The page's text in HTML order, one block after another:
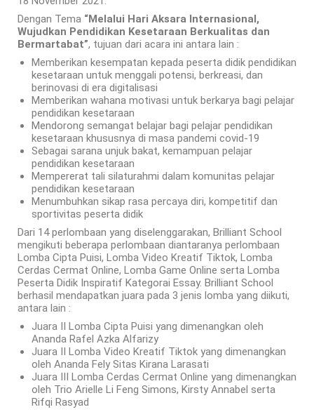
Dengan Tema “Melalui Hari Aksara Internasional,
Wujudkan Pendidikan Kesetaraan Berkualitas dan
Bermartabat”, tujuan dari acara ini antara lain :
Memberikan kesempatan kepada peserta didik pendidikan
kesetaraan untuk menggali potensi, berkreasi, dan
berinovasi di era digitalisasi
Memberikan wahana motivasi untuk berkarya bagi pelajar
pendidikan kesetaraan
Mendorong semangat belajar bagi pelajar pendidikan
kesetaraan khususnya di masa pandemi covid-19
Sebagai sarana unjuk bakat, kemampuan pelajar
pendidikan kesetaraan
Mempererat tali silaturahmi dalam komunitas pelajar
pendidikan kesetaraan
Menumbuhkan sikap rasa percaya diri, kompetitif dan
sportivitas peserta didik
Dari 14 perlombaan yang diselenggarakan, Brilliant School
mengikuti beberapa perlombaan diantaranya perlombaan
Lomba Cipta Puisi, Lomba Video Kreatif Tiktok, Lomba
Cerdas Cermat Online, Lomba Game Online serta Lomba
Peserta Didik Inspiratif Kategorai Essay. Brilliant School
berhasil mendapatkan juara pada 3 jenis lomba yang diikuti,
antara lain :
Juara II Lomba Cipta Puisi yang dimenangkan oleh
Ananda Rafel Azka Alfarizy
Juara II Lomba Video Kreatif Tiktok yang dimenangkan
oleh Ananda Fely Sitas Kirana Larasati
Juara III Lomba Cerdas Cermat Online yang dimenangkan
oleh Trio Arielle Li Feng Simons, Kirsty Annabel serta
Rifqi Rasyad